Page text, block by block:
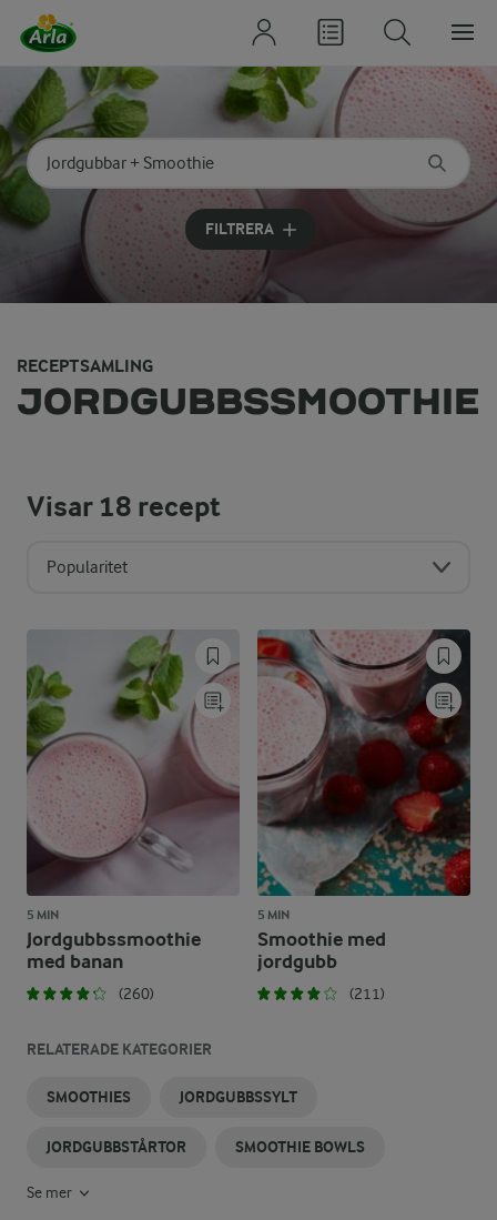
Sök på kategori eller ingrediens
Skriv in sökord för att få förslag
FILTRERA
RECEPTSAMLING
JORDGUBBSSMOOTHIE
Visar18 recept
Popularitet
5 MIN
Jordgubbssmoothie
med banan
(260)
5 MIN
Smoothie med
jordgubb
(211)
RELATERADE KATEGORIER
SMOOTHIES JORDGUBBSSYLT
JORDGUBBSTÅRTOR SMOOTHIE BOWLS
Se mer